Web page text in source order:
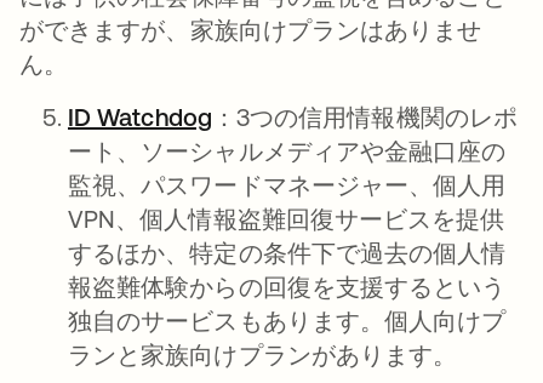
ができますが、家族向けプランはありませ
ん。
ID Watchdog 新しいタブで開く
：3つの信用情報機関のレポ
ート、ソーシャルメディアや金融口座の
監視、パスワードマネージャー、個人用
VPN、個人情報盗難回復サービスを提供
するほか、特定の条件下で過去の個人情
報盗難体験からの回復を支援するという
独自のサービスもあります。個人向けプ
ランと家族向けプランがあります。